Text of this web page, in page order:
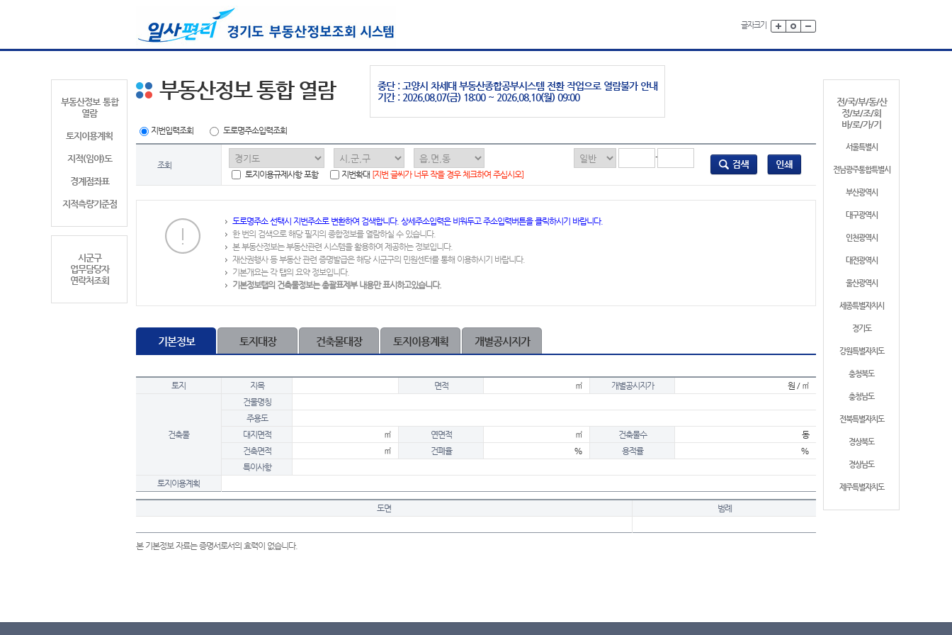
글자크기
부동산정보 통합
열람
토지이용계획
지적(임야)도
경계점좌표
지적측량기준점
시군구
업무담당자
연락처조회
전/국/부/동/산
정/보/조/회
바/로/가/기
서울특별시
전남광주통합특별시
부산광역시
대구광역시
인천광역시
대전광역시
울산광역시
세종특별자치시
경기도
강원특별자치도
충청북도
충청남도
전북특별자치도
경상북도
경상남도
제주특별자치도
중단 : 고양시 차세대 부동산종합공부시스템 전환 작업으로 열람불가 안내
기간 : 2026.08.07(금) 18:00 ~ 2026.08.10(월) 09:00
부동산정보 통합 열람
지번입력조회 도로명주소입력조회
조회
-
토지이용규제사항 포함
지번확대 [지번 글씨가 너무 작을 경우 체크하여 주십시오]
도로명주소 선택시 지번주소로 변환하여 검색합니다. 상세주소입력은 비워두고 주소입력버튼을 클릭하시기 바랍니다.
한 번의 검색으로 해당 필지의 종합정보를 열람하실 수 있습니다.
본 부동산정보는 부동산관련 시스템을 활용하여 제공하는 정보입니다.
재산권행사 등 부동산 관련 증명발급은 해당 시군구의 민원센터를 통해 이용하시기 바랍니다.
기본개요는 각 탭의 요약 정보입니다.
기본정보탭의 건축물정보는 총괄표제부 내용만 표시하고있습니다.
기본정보 토지대장 건축물대장 토지이용계획 개별공시지가
토지 지목 면적 ㎡ 개별공시지가 원 / ㎡
건축물
건물명칭
주용도
대지면적
㎡ 연면적 ㎡ 건축물수
동
건축면적
㎡ 건폐율 % 용적률
%
특이사항
토지이용계획
도면 범례
본 기본정보 자료는 증명서로서의 효력이 없습니다.